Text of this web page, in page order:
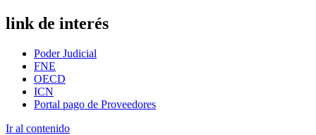
link de interés
Poder Judicial
FNE
OECD
ICN
Portal pago de Proveedores
Ir al contenido